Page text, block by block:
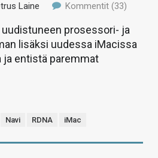
Laine Kommentit (33)
prosessori- ja
lisäksi uudessa iMacissa
ja entistä paremmat
Navi RDNA iMac